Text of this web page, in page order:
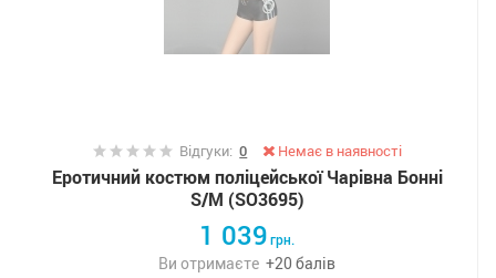
Відгуки:0 Немає в наявності
Еротичний костюм поліцейської Чарівна Бонні
S/M (SO3695)
1 039грн.
Ви отримаєте +20 балів